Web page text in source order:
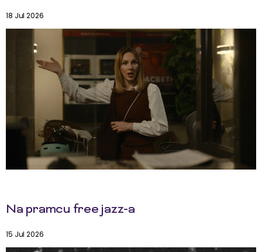
18 Jul 2026
Na pramcu free jazz-a
15 Jul 2026